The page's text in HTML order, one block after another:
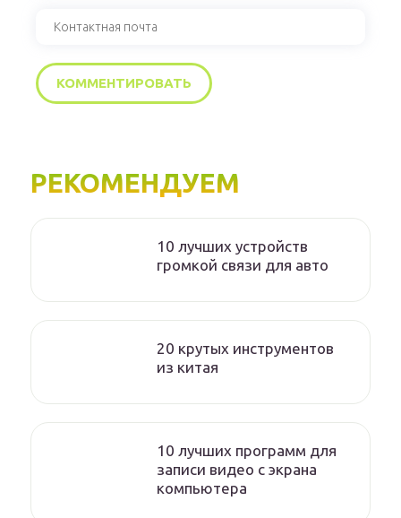
РЕКОМЕНДУЕМ
10 лучших устройств
громкой связи для авто
20 крутых инструментов
из китая
10 лучших программ для
записи видео с экрана
компьютера